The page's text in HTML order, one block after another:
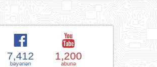
7,412
bəyənən
1,200
abunə